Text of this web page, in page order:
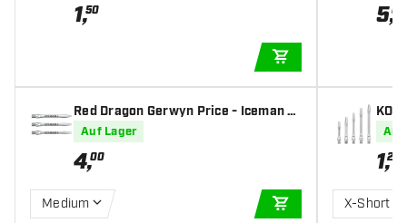
1,50
Red Dragon Gerwyn Price - Iceman Si
lver - Dart Shafts
Auf Lager
4,00
Medium
IN DEN
5,00
rt
Auf
1,20
X-Short